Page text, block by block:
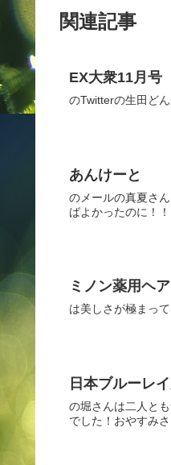
関連記事
EX大衆11月号
のTwitterの生田ど
あんけーと
のメールの真夏さ
ばよかったのに！
ミノン薬用ヘ
は美しさが極まっ
日本ブルーレ
の堀さんは二人と
でした！おやすみさ